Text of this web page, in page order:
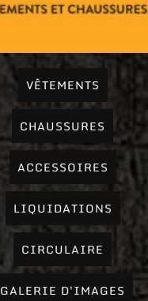
VÊTEMENTS
CHAUSSURES
ACCESSOIRES
LIQUIDATIONS
CIRCULAIRE
GALERIE D'IMAGES